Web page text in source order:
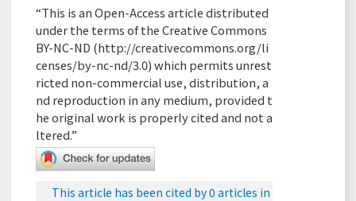
“This is an Open-Access article distributed
under the terms of the Creative Commons
BY-NC-ND (http://creativecommons.org/li
censes/by-nc-nd/3.0) which permits unrest
ricted non-commercial use, distribution, a
nd reproduction in any medium, provided t
he original work is properly cited and not a
ltered.”
This article has been cited by 0 articles in